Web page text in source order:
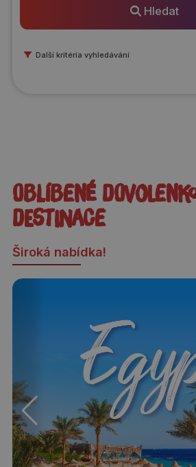
Hledat
Další kritéria vyhledávání
Oblíbené
destinace
Široká nabídka!